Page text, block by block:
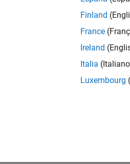
Finland
France
Ireland
Italia
Luxembourg